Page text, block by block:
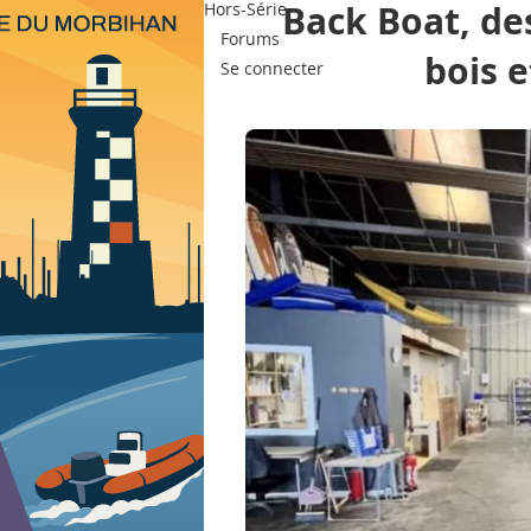
Hors-Série
Forums
Se connecter
BoatIndustry.fr
Back Boat,
bois